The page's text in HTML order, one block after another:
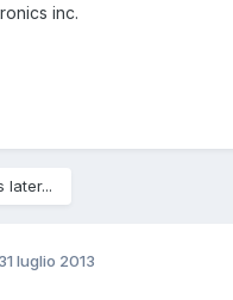
inc.
later...
31 luglio 2013